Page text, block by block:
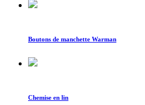
Boutons de manchette Warman
Chemise en lin